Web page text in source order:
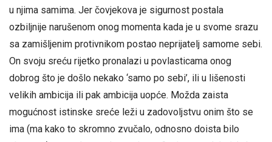
u njima samima. Jer čovjekova je sigurnost postala
ozbiljnije narušenom onog momenta kada je u svome srazu
sa zamišljenim protivnikom postao neprijatelj samome sebi.
On svoju sreću rijetko pronalazi u povlasticama onog
dobrog što je došlo nekako ‘samo po sebi’, ili u lišenosti
velikih ambicija ili pak ambicija uopće. Možda zaista
mogućnost istinske sreće leži u zadovoljstvu onim što se
ima (ma kako to skromno zvučalo, odnosno doista bilo